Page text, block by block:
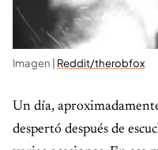
Imagen | Reddit/therobfox
Un día,
despertó después de